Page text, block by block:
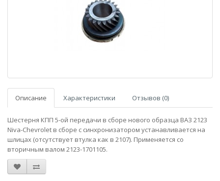
Описание Характеристики Отзывов (0)
Шестерня КПП 5-ой передачи в сборе нового образца ВАЗ 2123
Niva-Chevrolet в сборе с синхронизатором устанавливается на
шлицах (отсутствует втулка как в 2107). Применяется со
вторичным валом 2123-1701105.